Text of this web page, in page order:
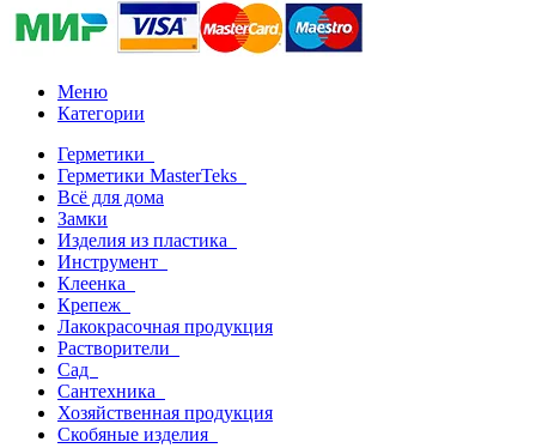
Меню
Категории
Герметики
Герметики MasterTeks
Всё для дома
Замки
Изделия из пластика
Инструмент
Клеенка
Крепеж
Лакокрасочная продукция
Растворители
Сад
Сантехника
Хозяйственная продукция
Скобяные изделия